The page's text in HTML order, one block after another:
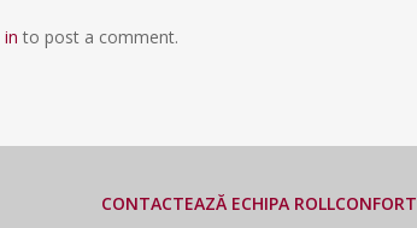
to post a comment.
CONTACTEAZĂ ECHIPA